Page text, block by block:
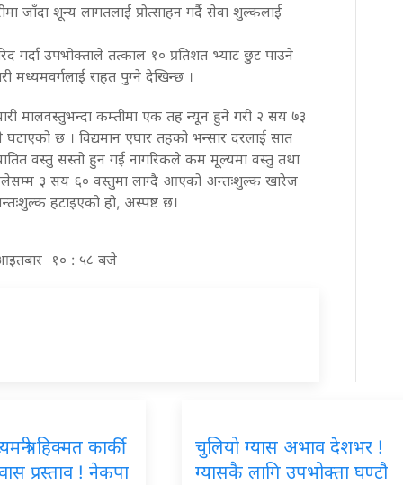
जाँदा शून्य लागतलाई प्रोत्साहन गर्दै सेवा शुल्कलाई
गर्दा उपभोक्ताले तत्काल १० प्रतिशत भ्याट छुट पाउने
मध्यमवर्गलाई राहत पुग्ने देखिन्छ ।
मालवस्तुभन्दा कम्तीमा एक तह न्यून हुने गरी २ सय ७३
छ । विद्यमान एघार तहको भन्सार दरलाई सात
वस्तु सस्तो हुन गई नागरिकले कम मूल्यमा वस्तु तथा
३ सय ६० वस्तुमा लाग्दै आएको अन्तःशुल्क खारेज
हटाइएको हो, अस्पष्ट छ।
आइतबार १० : ५८ बजे
हिक्मत कार्की
प्रस्ताव ! नेकपा
चुलियो ग्यास अभाव देशभर !
ग्यासकै लागि उपभोक्ता घण्टौ